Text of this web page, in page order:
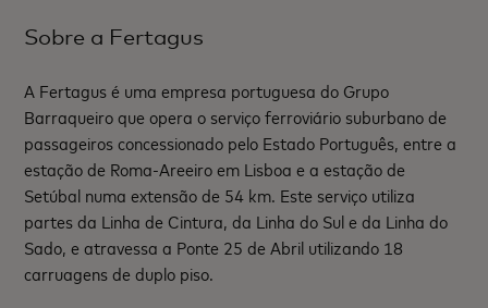
Sobre a Fertagus
A Fertagus é uma empresa portuguesa do Grupo
Barraqueiro que opera o serviço ferroviário suburbano de
passageiros concessionado pelo Estado Português, entre a
estação de Roma-Areeiro em Lisboa e a estação de
Setúbal numa extensão de 54 km. Este serviço utiliza
partes da Linha de Cintura, da Linha do Sul e da Linha do
Sado, e atravessa a Ponte 25 de Abril utilizando 18
carruagens de duplo piso.